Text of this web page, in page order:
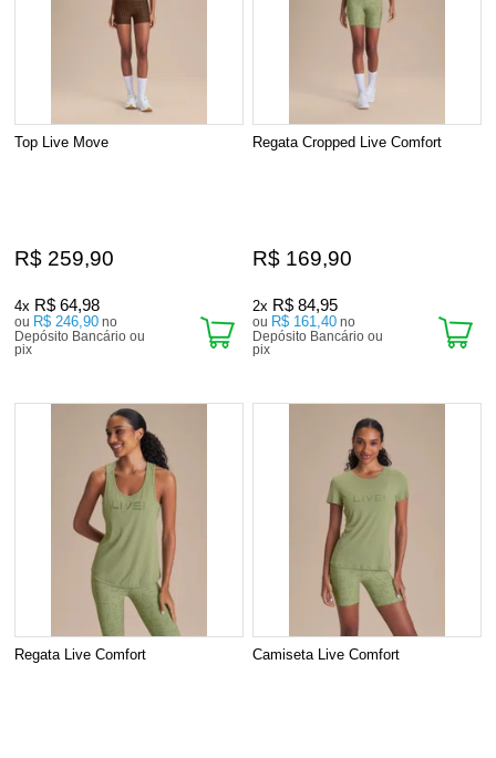
Top Live Move
R$ 259,90
4x R$ 64,98
ou R$ 246,90 no
Depósito Bancário ou
pix
Regata Cropped Live Comfort
R$ 169,90
2x R$ 84,95
ou R$ 161,40 no
Depósito Bancário ou
pix
Regata Live Comfort Camiseta Live Comfort